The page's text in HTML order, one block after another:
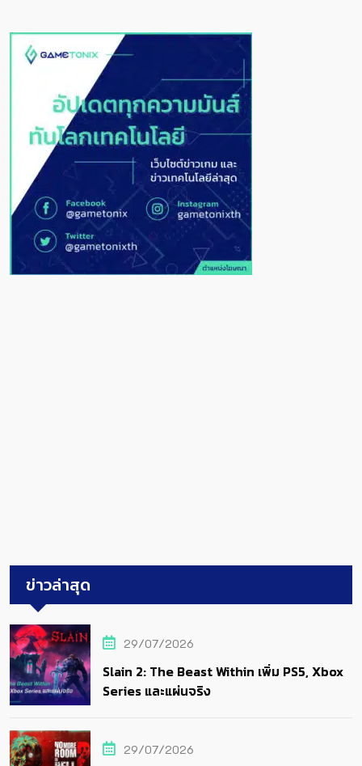
ข่าวล่าสุด
29/07/2026
Slain 2: The Beast Within เพิ่ม PS5, Xbox
Series และแผ่นจริง
29/07/2026